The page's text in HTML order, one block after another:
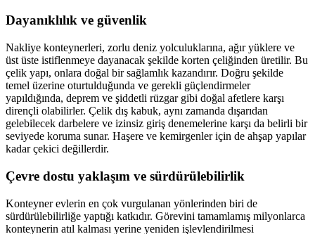
Dayanıklılık ve güvenlik
Nakliye konteynerleri, zorlu deniz yolculuklarına, ağır yüklere ve
üst üste istiflenmeye dayanacak şekilde korten çeliğinden üretilir. Bu
çelik yapı, onlara doğal bir sağlamlık kazandırır. Doğru şekilde
temel üzerine oturtulduğunda ve gerekli güçlendirmeler
yapıldığında, deprem ve şiddetli rüzgar gibi doğal afetlere karşı
dirençli olabilirler. Çelik dış kabuk, aynı zamanda dışarıdan
gelebilecek darbelere ve izinsiz giriş denemelerine karşı da belirli bir
seviyede koruma sunar. Haşere ve kemirgenler için de ahşap yapılar
kadar çekici değillerdir.
Çevre dostu yaklaşım ve sürdürülebilirlik
Konteyner evlerin en çok vurgulanan yönlerinden biri de
sürdürülebilirliğe yaptığı katkıdır. Görevini tamamlamış milyonlarca
konteynerin atıl kalması yerine yeniden işlevlendirilmesi